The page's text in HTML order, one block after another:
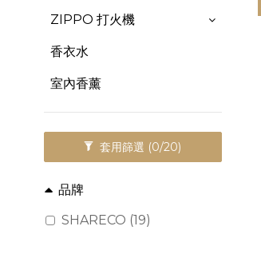
ZIPPO 打火機
香衣水
室內香薰
套用篩選 (0/20)
品牌
SHARECO (19)